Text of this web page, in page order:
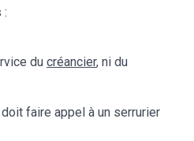
:
du créancier, ni du
faire appel à un serrurier